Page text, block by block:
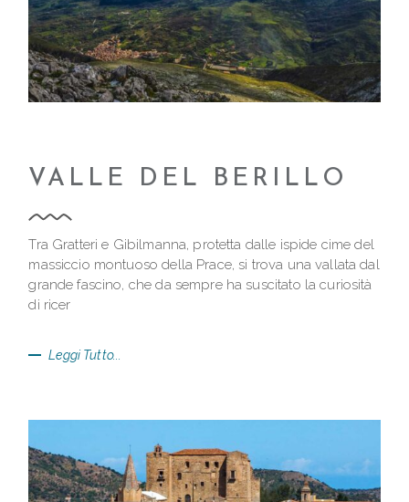
VALLE DEL BERILLO
Tra Gratteri e Gibilmanna, protetta dalle ispide cime del
massiccio montuoso della Prace, si trova una vallata dal
grande fascino, che da sempre ha suscitato la curiosità
di ricer
Leggi Tutto...